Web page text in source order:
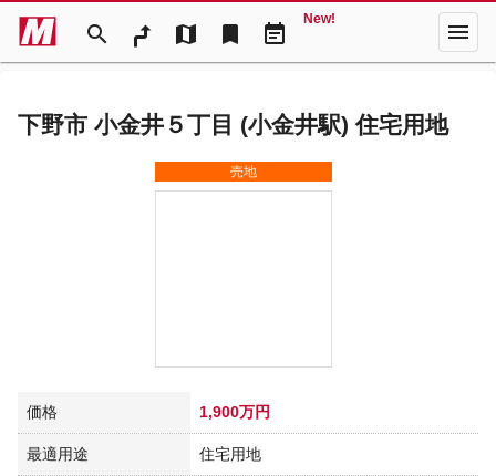
search map bookmark event_note
New! menu
下野市 小金井５丁目 (小金井駅) 住宅用地
売地
価格 1,900万円
最適用途 住宅用地